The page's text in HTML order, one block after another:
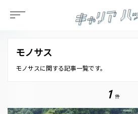
モノサス
モノサスに関する記事一覧です。
1 件